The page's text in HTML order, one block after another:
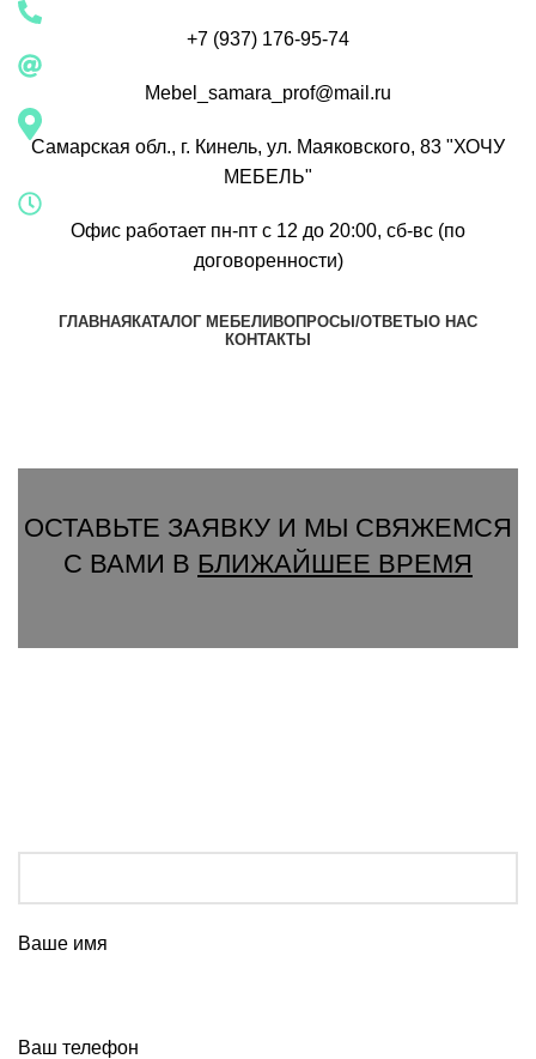
+7 (937) 176-95-74
Mebel_samara_prof@mail.ru
Самарская обл., г. Кинель, ул. Маяковского, 83 "ХОЧУ
МЕБЕЛЬ"
Офис работает пн-пт с 12 до 20:00, сб-вс (по
договоренности)
ГЛАВНАЯ КАТАЛОГ МЕБЕЛИ ВОПРОСЫ/ОТВЕТЫ О НАС
КОНТАКТЫ
ОСТАВЬТЕ ЗАЯВКУ И МЫ СВЯЖЕМСЯ
С ВАМИ В БЛИЖАЙШЕЕ ВРЕМЯ
Ваше имя
Ваш телефон